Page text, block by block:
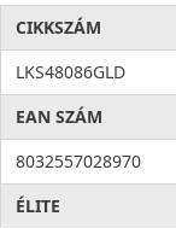
100%-os
KIVÁLÓ
Ellenáll a kávé,
fehérítôszer okozta
100%-os
Az alkalmazott
100%-osan
CIKKSZÁM
LKS48086GLD
EAN SZÁM
8032557028970
ÉLITE